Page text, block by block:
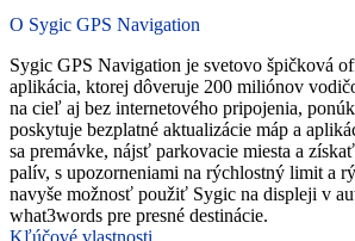
O Sygic GPS Navigation
Sygic GPS Navigation je svetovo špičková
aplikácia, ktorej dôveruje 200 miliónov
na cieľ aj bez internetového pripojenia,
poskytuje bezplatné aktualizácie máp a
sa premávke, nájsť parkovacie miesta a
palív, s upozorneniami na rýchlostný limit a
navyše možnosť použiť Sygic na displeji v
what3words pre presné destinácie.
Kľúčové vlastnosti